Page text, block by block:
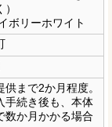
ボリーホワイト
供まで2か月程度。
手続き後も、本体
数か月かかる場合